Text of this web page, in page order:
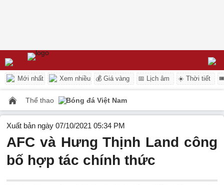
Mới nhất Xem nhiều 💰 Giá vàng 📅 Lịch âm ☀️ Thời tiết
Thể thao Bóng đá Việt Nam
Xuất bản ngày 07/10/2021 05:34 PM
AFC và Hưng Thịnh Land công
bố hợp tác chính thức